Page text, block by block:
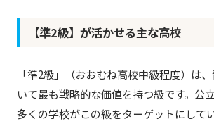
【準2級】が活かせる主な高校
「準2級」（おおむね高校中級程度）は
いて最も戦略的な価値を持つ級です。公
多くの学校がこの級をターゲットにしてい